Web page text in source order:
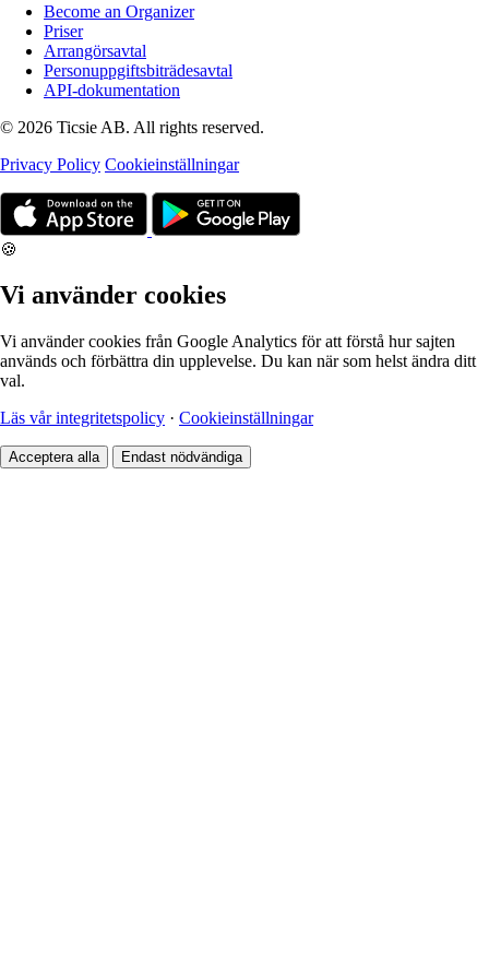
Become an Organizer
Priser
Arrangörsavtal
Personuppgiftsbiträdesavtal
API-dokumentation
© 2026 Ticsie AB. All rights reserved.
Privacy Policy Cookieinställningar
🍪
Vi använder cookies
Vi använder cookies från Google Analytics för att förstå hur sajten
används och förbättra din upplevelse. Du kan när som helst ändra ditt
val.
Läs vår integritetspolicy · Cookieinställningar
Acceptera alla Endast nödvändiga